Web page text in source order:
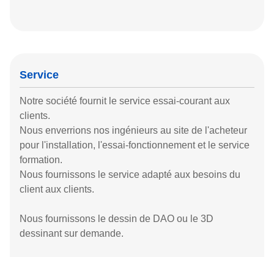
Service
Notre société fournit le service essai-courant aux
clients.
Nous enverrions nos ingénieurs au site de l'acheteur
pour l'installation, l'essai-fonctionnement et le service
formation.
Nous fournissons le service adapté aux besoins du
client aux clients.
Nous fournissons le dessin de DAO ou le 3D
dessinant sur demande.